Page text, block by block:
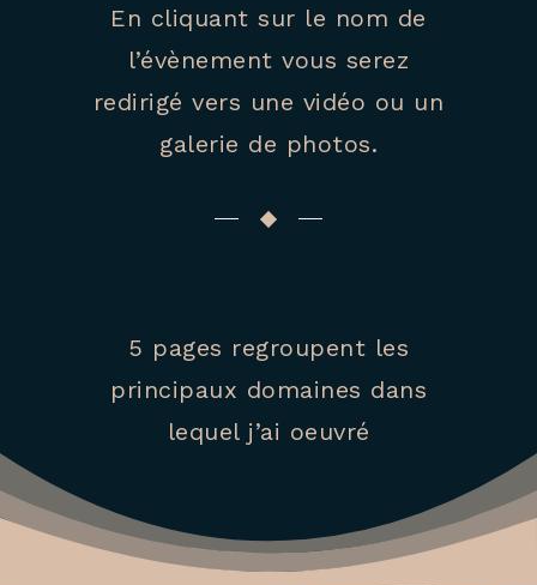
En cliquant sur le nom de
l’évènement vous serez
redirigé vers une vidéo ou un
galerie de photos.
5 pages regroupent les
principaux domaines dans
lequel j’ai oeuvré